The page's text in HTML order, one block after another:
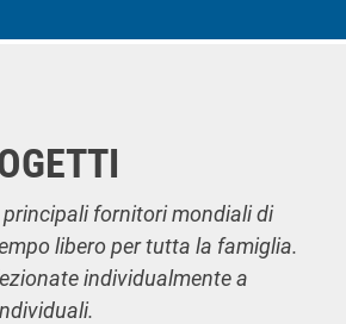
principali fornitori mondiali di
libero per tutta la famiglia.
individualmente a